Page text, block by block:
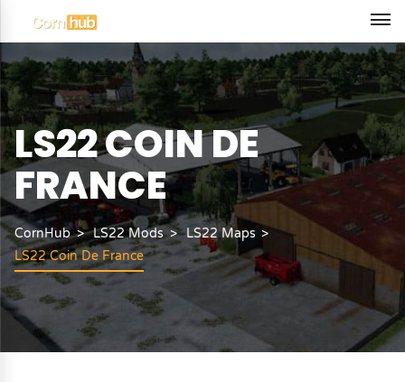
LS22 COIN DE
FRANCE
CornHub LS22 Mods
LS22 Maps
LS22 Coin De France